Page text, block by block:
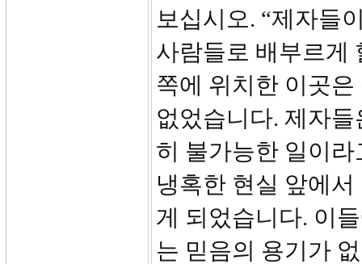
보십시오. “제자들
사람들로 배부르게
쪽에 위치한 이곳
없었습니다. 제자
히 불가능한 일이
냉혹한 현실 앞에
게 되었습니다. 이
는 믿음의 용기가